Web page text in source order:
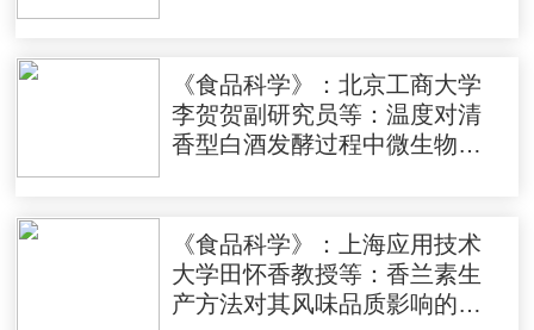
《食品科学》：北京工商大学
李贺贺副研究员等：温度对清
香型白酒发酵过程中微生物群
《食品科学》：上海应用技术
大学田怀香教授等：香兰素生
产方法对其风味品质影响的研